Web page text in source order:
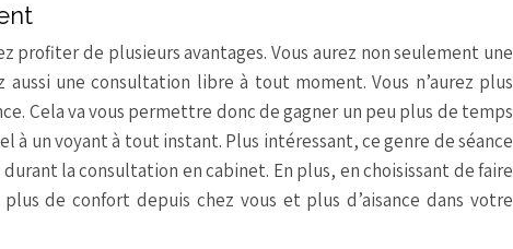
profiter de plusieurs avantages. Vous aurez non seulement une
une consultation libre à tout moment. Vous n’aurez plus
Cela va vous permettre donc de gagner un peu plus de temps
à un voyant à tout instant. Plus intéressant, ce genre de séance
la consultation en cabinet. En plus, en choisissant de faire
de confort depuis chez vous et plus d’aisance dans votre